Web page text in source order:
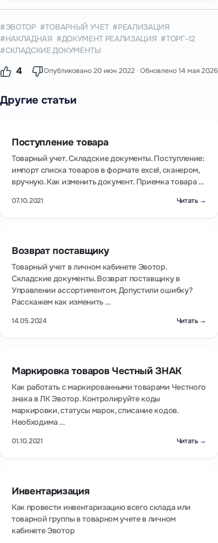
ЭВОТОР ТОВАРНЫЙ УЧЕТ
РЕАЛИЗАЦИЯ
НАКЛАДНАЯ
ДОКУМЕНТ РЕАЛИЗАЦИЯ
ТОРГ-12
СКЛАДСКИЕ ДОКУМЕНТЫ
4 Опубликовано 20 июн 2022 · Обновлено 14 мая 2026
Другие статьи
Поступление товара
Товарный учет. Складские документы. Поступление:
импорт списка товаров в формате excel, сканером,
вручную. Как изменить документ. Приемка товара …
07.10.2021 Читать →
Возврат поставщику
Товарный учет в личном кабинете Эвотор.
Складские документы. Возврат поставщику в
Управлении ассортиментом. Допустили ошибку?
Расскажем как изменить …
14.05.2024 Читать →
Маркировка товаров Честный ЗНАК
Как работать с маркированными товарами Честного
знака в ЛК Эвотор. Контролируйте коды
маркировки, статусы марок, списание кодов.
Необходима …
01.10.2021 Читать →
Инвентаризация
Как провести инвентаризацию всего склада или
товарной группы в товарном учете в личном
кабинете Эвотор